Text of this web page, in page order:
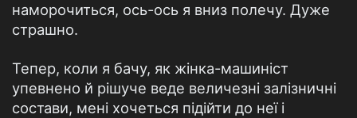
наморочиться, ось-ось я вниз полечу. Дуже
страшно.
Тепер, коли я бачу, як жінка-машиніст
упевнено й рішуче веде величезні залізничні
состави, мені хочеться підійти до неї і